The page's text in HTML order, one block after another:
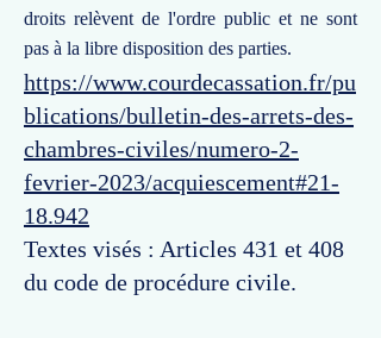
droits relèvent de l'ordre public et ne sont
pas à la libre disposition des parties.
https://www.courdecassation.fr/pu
blications/bulletin-des-arrets-des-
chambres-civiles/numero-2-
fevrier-2023/acquiescement#21-
18.942
Textes visés : Articles 431 et 408
du code de procédure civile.